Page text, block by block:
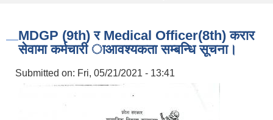
MDGP (9th) र Medical Officer(8th) करार
सेवामा कर्मचारी ाआवश्यकता सम्बन्धि सूचना।
Submitted on: Fri, 05/21/2021 - 13:41